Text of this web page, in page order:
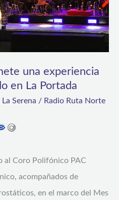
una experiencia
en La Portada
La Serena / Radio Ruta Norte
al Coro Polifónico PAC
acompañados de
en el marco del Mes